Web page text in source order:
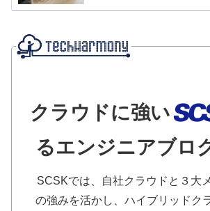
クラウドに強い
るエンジニアブロ
SCSKでは、自社クラウドと３大
の強みを活かし、ハイブリッドク